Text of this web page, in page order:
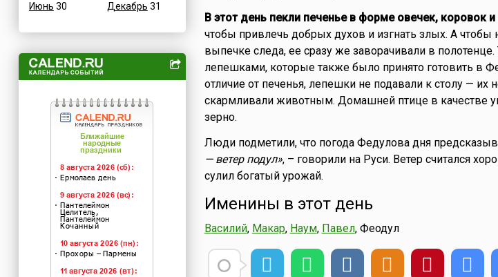
Июнь 30
Декабрь 31
В этот день пекли печенье в форме овечек, коровок и
чтобы привлечь добрых духов и изгнать злых. А чтобы
выпечке следа, ее сразу же заворачивали в
лепешками, которые также было принято готовить в
отличие от печенья, лепешки не подавали к столу — их
скармливали животным. Домашней птице в качестве
зерно.
Люди подметили, что погода Федулова дня
— ветер подул», – говорили на Руси. Ветер считался
сулил богатый урожай.
Именины в этот день
Василий, Макар, Наум, Павел, Феодул